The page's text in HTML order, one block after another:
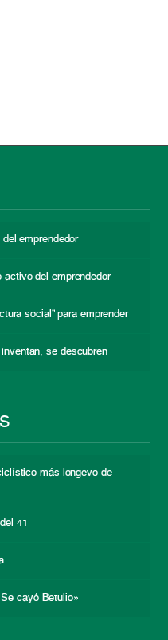
del emprendedor
activo del emprendedor
social” para emprender
se descubren
más longevo de
41
cayó Betulio»